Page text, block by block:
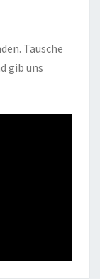
Tausche
gib uns